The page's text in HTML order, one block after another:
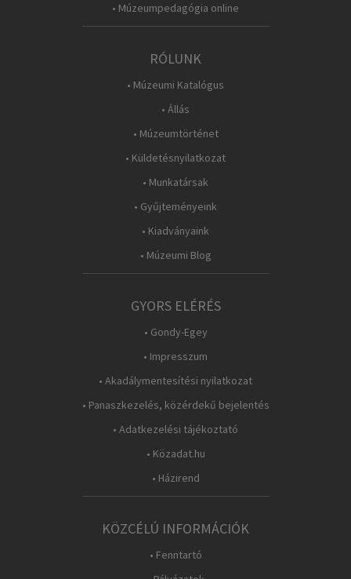
• Múzeumpedagógia online
RÓLUNK
• Múzeumi Katalógus
• Állás
• Múzeumtörténet
• Küldetésnyilatkozat
• Munkatársak
• Gyűjteményeink
• Kiadványaink
• Múzeumi Blog
GYORS ELÉRÉS
• Gondy-Egey
• Impresszum
• Akadálymentesítési nyilatkozat
• Panaszkezelés, közérdekű bejelentés
• Adatkezelési tájékoztató
• Közadat.hu
• Házirend
KÖZCÉLÚ INFORMÁCIÓK
• Fenntartó